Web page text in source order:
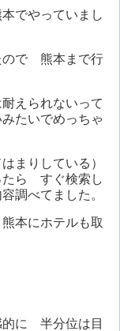
でやっていまし
ので 熊本まで行
えられないって
たいでめっちゃ
まりしている）
たら すぐ検索し
調べてました。
本にホテルも取
に 半分位は目